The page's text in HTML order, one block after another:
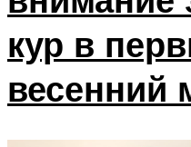
кур в
весенний